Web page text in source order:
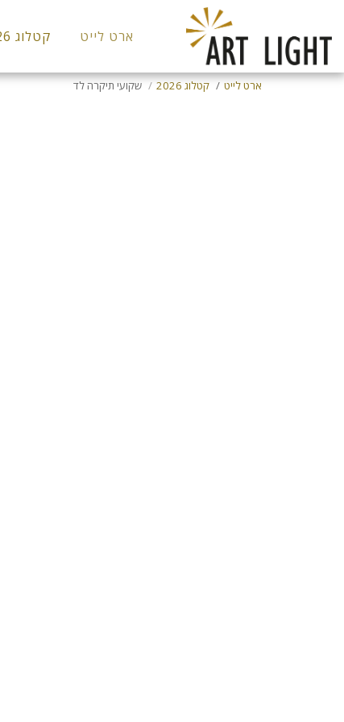
ארט לייט קטלוג 2026
ארט לייט קטלוג 2026 שקועי תיקרה לד